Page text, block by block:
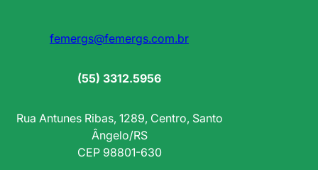
femergs@femergs.com.br
(55) 3312.5956
Rua Antunes Ribas, 1289, Centro, Santo
Ângelo/RS
CEP 98801-630